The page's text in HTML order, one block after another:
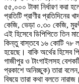
৫৫,০০০ টাকা নির্ধারণ করা
প্রতিটি প্রাণীর
কেজি, ভেড়া ০.৩০ কেজি,
এই হিসেবে ডিপিপিতে তিন
কিন্তু বাস্তবে ১৬ কোটি ৭৮
হয়েছে। বাকি অর্থের হিসেব
গাজীপুর ও টাংগাইলসহ
প্রকাশে অনিচ্ছুক) তারা
বিষয়ে তারা কথা বলতে